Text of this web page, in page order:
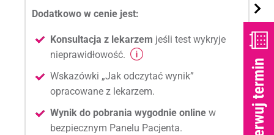
Dodatkowo w cenie jest:
Konsultacja z lekarzem jeśli test wykryje
nieprawidłowość.
Wskazówki „Jak odczytać wynik”
opracowane z lekarzem.
Wynik do pobrania wygodnie online w
bezpiecznym Panelu Pacjenta.